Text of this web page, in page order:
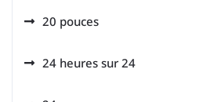
20 pouces
24 heures sur 24